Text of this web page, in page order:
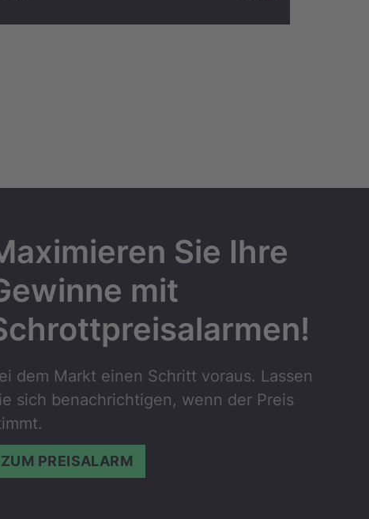
Sie Ihre
mit
dem Markt einen Schritt voraus. Lassen
sich benachrichtigen, wenn der Preis
ZUM PREISALARM